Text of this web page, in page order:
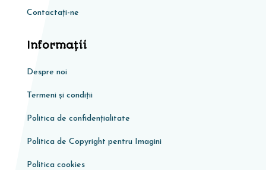
Contactați-ne
Informaţii
Despre noi
Termeni și condiții
Politica de confidențialitate
Politica de Copyright pentru Imagini
Politica cookies